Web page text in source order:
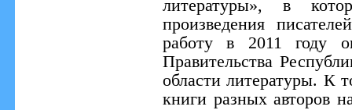
литературы», в
произведения
работу в 2011 году
Правительства
области литературы. К
книги разных авторов